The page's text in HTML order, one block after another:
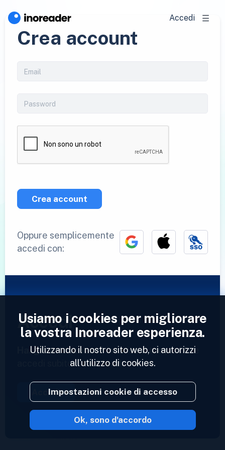
Accedi
Crea account
Crea account
Oppure semplicemente
accedi con:
Accedi
Hai già un account?Inserisci il tuo profilo e
accedi subito ai tuoi feed.
Accedi
2023 © Inoreader
Usiamo i cookies per migliorare
la vostra Inoreader esperienza.
Utilizzando il nostro sito web, ci autorizzi
all'utilizzo di cookies.
Impostazioni cookie di accesso
Ok, sono d'accordo